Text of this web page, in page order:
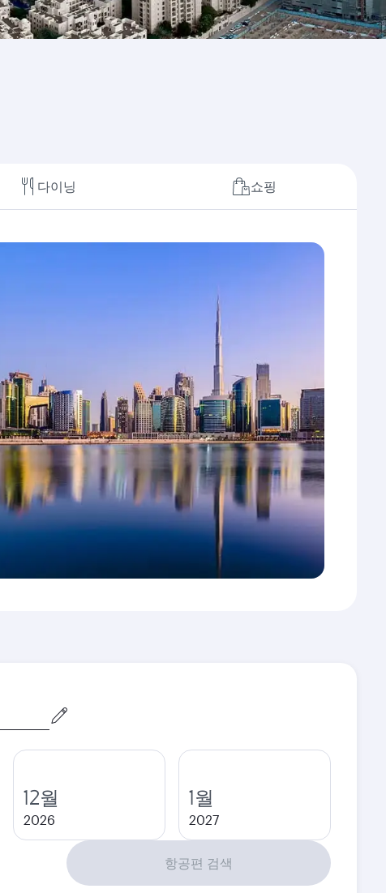
다이닝 쇼핑
12월
2026
1월
2027
항공편 검색